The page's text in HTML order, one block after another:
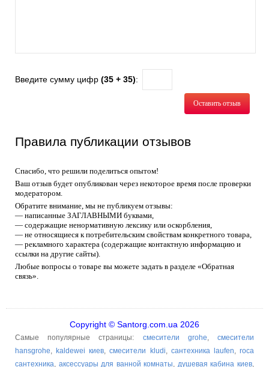
Введите сумму цифр (35 + 35):
Оставить отзыв
Правила публикации отзывов
Спасибо, что решили поделиться опытом!
Ваш отзыв будет опубликован через некоторое время после проверки
модератором.
Обратите внимание, мы не публикуем отзывы:
— написанные ЗАГЛАВНЫМИ буквами,
— содержащие ненормативную лексику или оскорбления,
— не относящиеся к потребительским свойствам конкретного товара,
— рекламного характера (содержащие контактную информацию и
ссылки на другие сайты).
Любые вопросы о товаре вы можете задать в разделе «Обратная
связь».
Copyright © Santorg.com.ua 2026
Самые популярные страницы: смесители grohe,смесители
hansgrohe, kaldewei киев,смесители kludi, сантехника laufen,roca
сантехника, аксессуары для ванной комнаты, душевая кабина киев,